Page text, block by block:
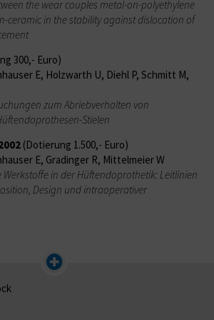
the wear couples metal-on-polyethylene
ceramic in the stability against dislocation of
300,- Euro)
E, Holzwarth U, Diehl P, Schmitt M,
zum Abriebverhalten von
Stielen
(Dotierung 1.500,- Euro)
E, Gradinger R, Mittelmeier W
in der Hüftendoprothetik: Leitlinien
Design und intraoperativer